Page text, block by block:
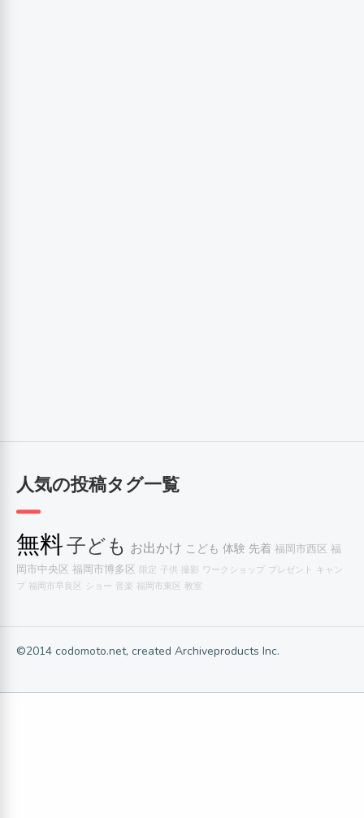
人気の投稿タグ一覧
無料子ども お出かけ こども 体験 先着 福岡市西区 福
岡市中央区 福岡市博多区 限定 子供 撮影 ワークショップ プレゼント キャン
プ 福岡市早良区 ショー 音楽 福岡市東区 教室
©2014 codomoto.net, created Archiveproducts Inc.